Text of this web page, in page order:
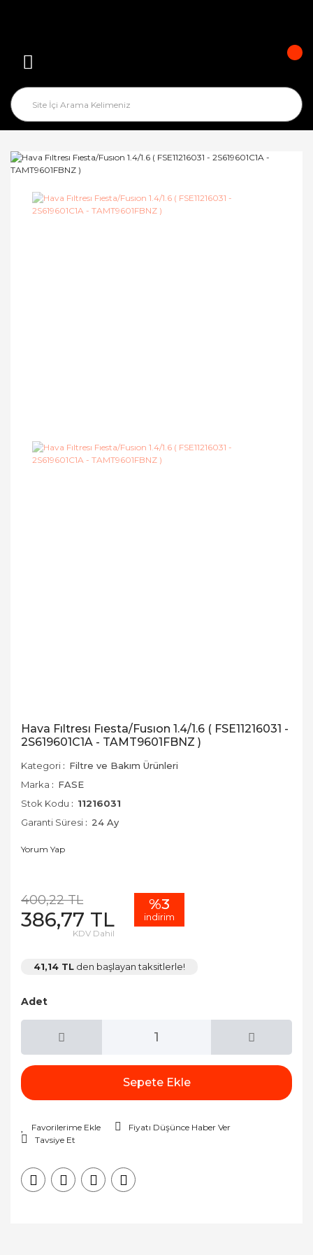
Hava Fıltresı Fıesta/Fusıon 1.4/1.6 ( FSE11216031 -
2S619601C1A - TAMT9601FBNZ )
Kategori
Filtre ve Bakım Ürünleri
Marka
FASE
Stok Kodu
11216031
Garanti Süresi
24 Ay
Yorum Yap
400,22 TL
386,77 TL
KDV Dahil
%3
indirim
41,14 TL den başlayan taksitlerle!
Adet
Sepete Ekle
Fiyatı Düşünce Haber Ver
Tavsiye Et